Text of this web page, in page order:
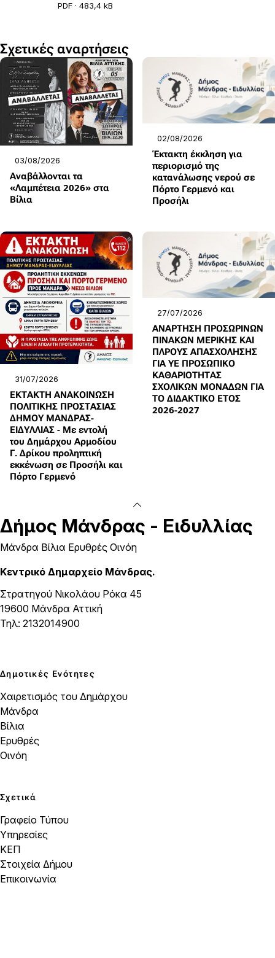
PDF · 483,4 kB
Σχετικές αναρτήσεις
03/08/2026
Αναβάλλονται τα
«Λαμπέτεια 2026» στα
Βίλια
02/08/2026
Έκτακτη έκκληση για
περιορισμό της
κατανάλωσης νερού σε
Πόρτο Γερμενό και
Προσήλι
31/07/2026
ΕΚΤΑΚΤΗ ΑΝΑΚΟΙΝΩΣΗ
ΠΟΛΙΤΙΚΗΣ ΠΡΟΣΤΑΣΙΑΣ
ΔΗΜΟΥ ΜΑΝΔΡΑΣ-
ΕΙΔΥΛΛΙΑΣ - Με εντολή
του Δημάρχου Αρμοδίου
Γ. Δρίκου προληπτική
εκκένωση σε Προσήλι και
Πόρτο Γερμενό
27/07/2026
ΑΝΑΡΤΗΣΗ ΠΡΟΣΩΡΙΝΩΝ
ΠΙΝΑΚΩΝ ΜΕΡΙΚΗΣ ΚΑΙ
ΠΛΡΟΥΣ ΑΠΑΣΧΟΛΗΣΗΣ
ΓΙΑ ΥΕ ΠΡΟΣΩΠΙΚΟ
ΚΑΘΑΡΙΟΤΗΤΑΣ
ΣΧΟΛΙΚΩΝ ΜΟΝΑΔΩΝ ΓΙΑ
ΤΟ ΔΙΔΑΚΤΙΚΟ ΕΤΟΣ
2026-2027
Δήμος Μάνδρας - Ειδυλλίας
Μάνδρα Βίλια Ερυθρές Οινόη
Κεντρικό Δημαρχείο Μάνδρας.
Στρατηγού Νικολάου Ρόκα 45
19600 Μάνδρα Αττική
Τηλ: 2132014900
Δημοτικές Ενότητες
Χαιρετισμός του Δημάρχου
Μάνδρα
Βίλια
Ερυθρές
Οινόη
Σχετικά
Γραφείο Τύπου
Υπηρεσίες
ΚΕΠ
Στοιχεία Δήμου
Επικοινωνία